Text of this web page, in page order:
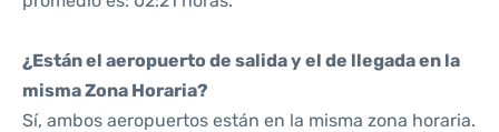
¿Están el aeropuerto de salida y el de llegada en la
misma Zona Horaria?
Sí, ambos aeropuertos están en la misma zona horaria.